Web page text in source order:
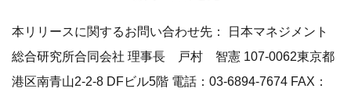
本リリースに関するお問い合わせ先： 日本マネジメント
総合研究所合同会社 理事長 戸村 智憲 107-0062東京都
港区南青山2-2-8 DFビル5階 電話：03-6894-7674 FAX：